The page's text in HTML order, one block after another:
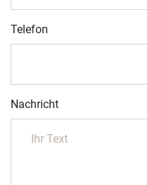
Telefon
Nachricht